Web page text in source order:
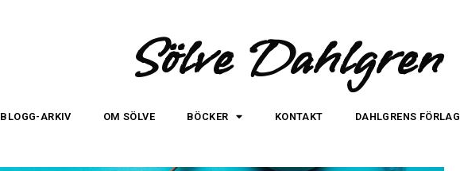
Sölve Dahlgren
BLOGG-ARKIV OM SÖLVE BÖCKER KONTAKT DAHLGRENS FÖRLAG